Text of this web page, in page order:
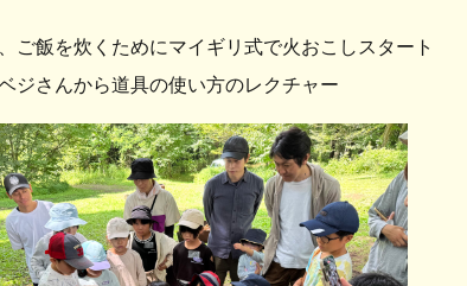
ご飯を炊くためにマイギリ式で火おこしスタート
さんから道具の使い方のレクチャー